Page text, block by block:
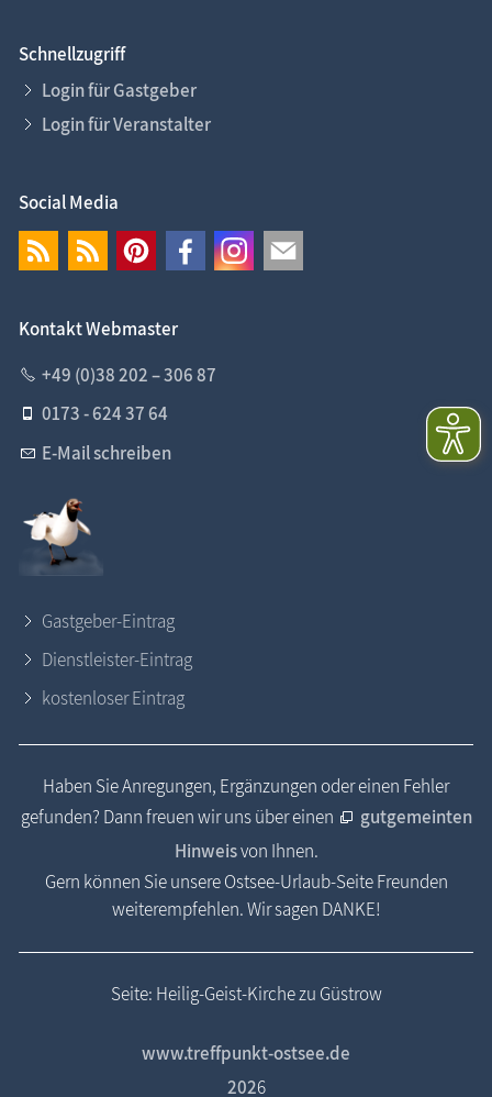
Schnellzugriff
Login für Gastgeber
Login für Veranstalter
Social Media
Kontakt Webmaster
+49 (0)38 202 – 306 87
0173 - 624 37 64
E-Mail schreiben
Gastgeber-Eintrag
Dienstleister-Eintrag
kostenloser Eintrag
Haben Sie Anregungen, Ergänzungen oder einen Fehler
gefunden? Dann freuen wir uns über einen
gutgemeinten
Hinweisvon Ihnen.
Gern können Sie unsere Ostsee-Urlaub-Seite Freunden
weiterempfehlen. Wir sagen DANKE!
Seite: Heilig-Geist-Kirche zu Güstrow
www.treffpunkt-ostsee.de
2026